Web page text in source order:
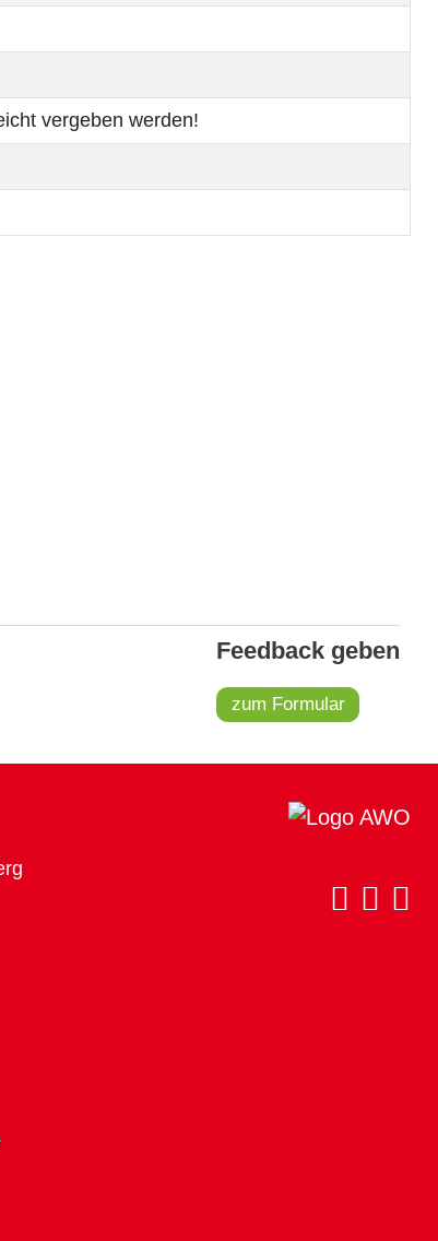
vergeben werden!
Feedback geben
zum Formular